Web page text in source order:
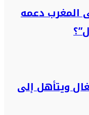
المغرب دعمه
ويتأهل إلى